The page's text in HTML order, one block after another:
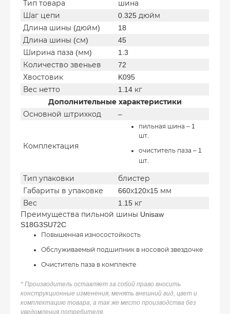
Тип товара
шина
Шаг цепи
0.325 дюйм
Длина шины (дюйм)
18
Длина шины (см)
45
Ширина паза (мм)
1.3
Количество звеньев
72
Хвостовик
K095
Вес нетто
1.14 кг
Дополнительные характеристики
Основной штрихкод
–
Комплектация
пильная шина – 1
шт.
очиститель паза – 1
шт.
Тип упаковки
блистер
Габариты в упаковке
660х120х15 мм
Вес
1.15 кг
Преимущества пильной шины Unisaw
S18G3SU72C
Повышенная износостойкость
Обслуживаемый подшипник в носовой звездочке
Очиститель паза в комплекте
* Производитель оставляет за собой право вносить
конструкционные изменения, менять внешний вид, цвет и
комплектацию товара, а так же место производства без
уведомления потребителя.